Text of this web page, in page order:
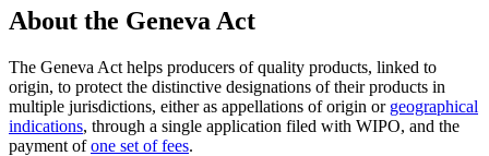
About the Geneva Act
The Geneva Act helps producers of quality products, linked to
origin, to protect the distinctive designations of their products in
multiple jurisdictions, either as appellations of origin or geographical
indications, through a single application filed with WIPO, and the
payment ofone set of fees.